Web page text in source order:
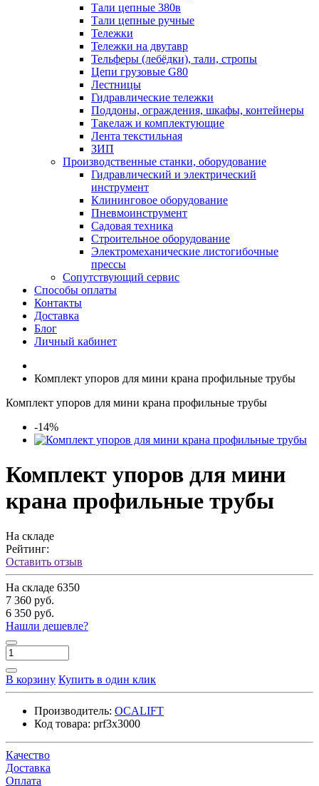
Тали цепные 380в
Тали цепные ручные
Тележки
Тележки на двутавр
Тельферы (лебёдки), тали, стропы
Цепи грузовые G80
Лестницы
Гидравлические тележки
Поддоны, ограждения, шкафы, контейнеры
Такелаж и комплектующие
Лента текстильная
ЗИП
Производственные станки, оборудование
Гидравлический и электрический
инструмент
Клининговое оборудование
Пневмоинструмент
Садовая техника
Строительное оборудование
Электромеханические листогибочные
прессы
Сопутствующий сервис
Способы оплаты
Контакты
Доставка
Блог
Личный кабинет
Комплект упоров для мини крана профильные трубы
Комплект упоров для мини крана профильные трубы
-14%
Комплект упоров для мини
крана профильные трубы
На складе
Рейтинг:
Оставить отзыв
На складе 6350
7 360 руб.
6 350 руб.
Нашли дешевле?
В корзину Купить в один клик
Производитель: OCALIFT
Код товара: prf3x3000
Качество
Доставка
Оплата